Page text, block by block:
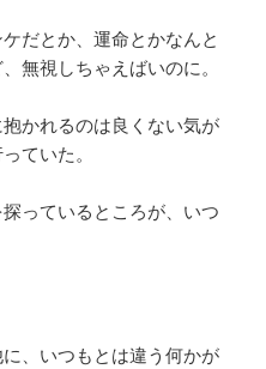
だとか、運命とかなんと
無視しちゃえばいのに。
かれるのは良くない気が
ていた。
っているところが、いつ
、いつもとは違う何かが